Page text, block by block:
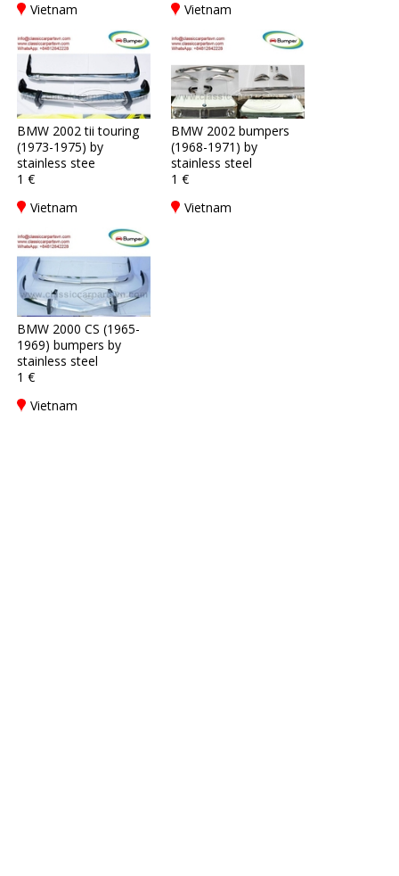
Vietnam
Vietnam
BMW 2002 tii touring
(1973-1975) by
stainless stee
1 €
Vietnam
BMW 2002 bumpers
(1968-1971) by
stainless steel
1 €
Vietnam
BMW 2000 CS (1965-
1969) bumpers by
stainless steel
1 €
Vietnam